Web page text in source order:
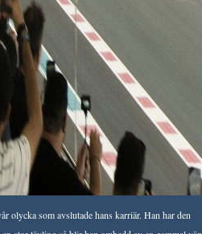
olycka som avslutade hans karriär. Han har den